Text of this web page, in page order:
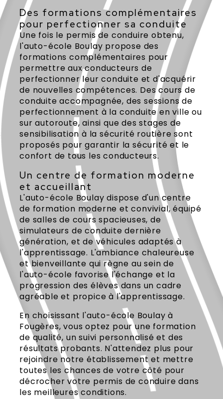
Des formations complémentaires
pour perfectionner sa conduite
Une fois le permis de conduire obtenu,
l'auto-école Boulay propose des
formations complémentaires pour
permettre aux conducteurs de
perfectionner leur conduite et d'acquérir
de nouvelles compétences. Des cours de
conduite accompagnée, des sessions de
perfectionnement à la conduite en ville ou
sur autoroute, ainsi que des stages de
sensibilisation à la sécurité routière sont
proposés pour garantir la sécurité et le
confort de tous les conducteurs.
Un centre de formation moderne
et accueillant
L'auto-école Boulay dispose d'un centre
de formation moderne et convivial, équipé
de salles de cours spacieuses, de
simulateurs de conduite dernière
génération, et de véhicules adaptés à
l'apprentissage. L'ambiance chaleureuse
et bienveillante qui règne au sein de
l'auto-école favorise l'échange et la
progression des élèves dans un cadre
agréable et propice à l'apprentissage.
En choisissant l'auto-école Boulay à
Fougères, vous optez pour une formation
de qualité, un suivi personnalisé et des
résultats probants. N'attendez plus pour
rejoindre notre établissement et mettre
toutes les chances de votre côté pour
décrocher votre permis de conduire dans
les meilleures conditions.